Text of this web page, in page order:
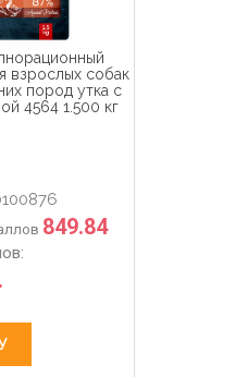
взрослых собак
пород утка с
4564 1.500 кг
849.84